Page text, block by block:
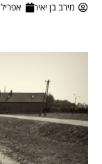
מירב בן יאיר אפריל 8, 2021